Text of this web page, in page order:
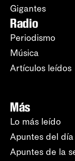
Gigantes
Radio
Periodismo
Música
Artículos leídos
Más
Lo más leído
Apuntes del día
Apuntes de la